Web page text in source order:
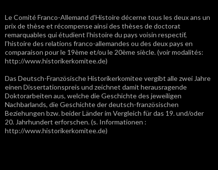
Le Comité Franco-Allemand d’Histoire décerne tous les deux ans un
prix de thèse et récompense ainsi des thèses de doctorat
remarquables qui étudient l’histoire du pays voisin respectif,
l’histoire des relations franco-allemandes ou des deux pays en
comparaison pour le 19ème et/ou le 20ème siècle. (voir modalités:
http://www.historikerkomitee.de)
Das Deutsch-Französische Historikerkomitee vergibt alle zwei Jahre
einen Dissertationspreis und zeichnet damit herausragende
Doktorarbeiten aus, welche die Geschichte des jeweiligen
Nachbarlands, die Geschichte der deutsch-französischen
Beziehungen bzw. beider Länder im Vergleich für das 19. und/oder
20. Jahrhundert erforschen. (s. Informationen :
http://www.historikerkomitee.de)